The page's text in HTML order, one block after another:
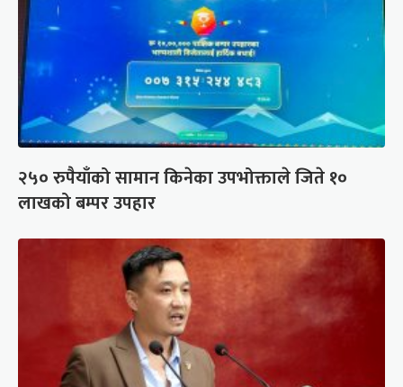
२५० रुपैयाँको सामान किनेका उपभोक्ताले जिते १०
लाखको बम्पर उपहार